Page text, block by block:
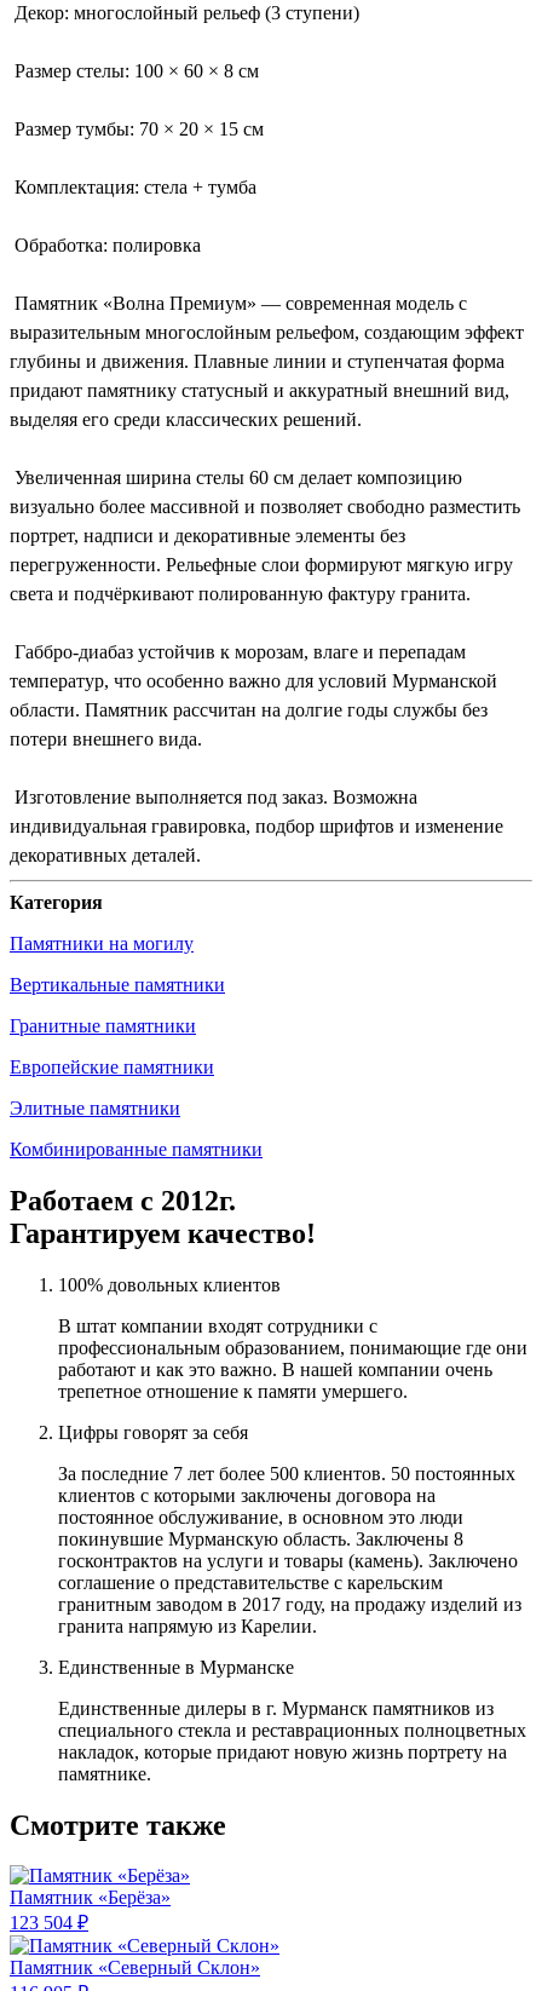
Декор: многослойный рельеф (3 ступени)
Размер стелы: 100 × 60 × 8 см
Размер тумбы: 70 × 20 × 15 см
Комплектация: стела + тумба
Обработка: полировка
Памятник «Волна Премиум» — современная модель с
выразительным многослойным рельефом, создающим эффект
глубины и движения. Плавные линии и ступенчатая форма
придают памятнику статусный и аккуратный внешний вид,
выделяя его среди классических решений.
Увеличенная ширина стелы 60 см делает композицию
визуально более массивной и позволяет свободно разместить
портрет, надписи и декоративные элементы без
перегруженности. Рельефные слои формируют мягкую игру
света и подчёркивают полированную фактуру гранита.
Габбро-диабаз устойчив к морозам, влаге и перепадам
температур, что особенно важно для условий Мурманской
области. Памятник рассчитан на долгие годы службы без
потери внешнего вида.
Изготовление выполняется под заказ. Возможна
индивидуальная гравировка, подбор шрифтов и изменение
декоративных деталей.
Категория
Памятники на могилу
Вертикальные памятники
Гранитные памятники
Европейские памятники
Элитные памятники
Комбинированные памятники
Работаем с 2012г.
Гарантируем качество!
100% довольных клиентов
В штат компании входят сотрудники с
профессиональным образованием, понимающие где они
работают и как это важно. В нашей компании очень
трепетное отношение к памяти умершего.
Цифры говорят за себя
За последние 7 лет более 500 клиентов. 50 постоянных
клиентов с которыми заключены договора на
постоянное обслуживание, в основном это люди
покинувшие Мурманскую область. Заключены 8
госконтрактов на услуги и товары (камень). Заключено
соглашение о представительстве с карельским
гранитным заводом в 2017 году, на продажу изделий из
гранита напрямую из Карелии.
Единственные в Мурманске
Единственные дилеры в г. Мурманск памятников из
специального стекла и реставрационных полноцветных
накладок, которые придают новую жизнь портрету на
памятнике.
Смотрите также
Памятник «Берёза»
123 504 ₽
Памятник «Северный Склон»